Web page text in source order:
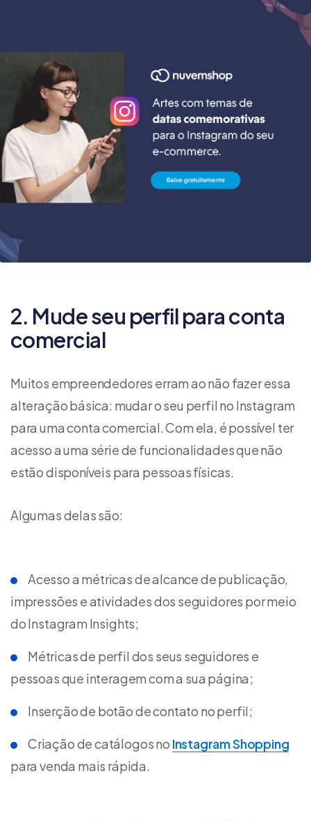
2. Mude seu perfil para conta
comercial
Muitos empreendedores erram ao não fazer essa
alteração básica: mudar o seu perfil no Instagram
para uma conta comercial. Com ela, é possível ter
acesso a uma série de funcionalidades que não
estão disponíveis para pessoas físicas.
Algumas delas são:
Acesso a métricas de alcance de publicação,
impressões e atividades dos seguidores por meio
do Instagram Insights;
Métricas de perfil dos seus seguidores e
pessoas que interagem com a sua página;
Inserção de botão de contato no perfil;
Criação de catálogos no Instagram Shopping
para venda mais rápida.